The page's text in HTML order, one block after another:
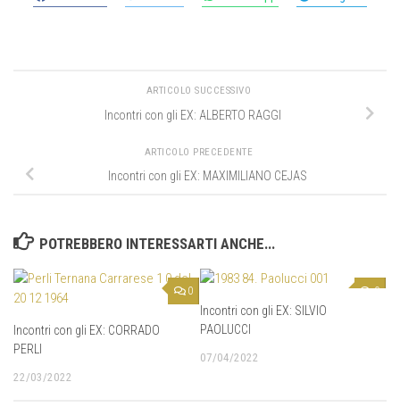
ARTICOLO SUCCESSIVO
Incontri con gli EX: ALBERTO RAGGI
ARTICOLO PRECEDENTE
Incontri con gli EX: MAXIMILIANO CEJAS
POTREBBERO INTERESSARTI ANCHE...
0
Incontri con gli EX: CORRADO
PERLI
22/03/2022
0
Incontri con gli EX: SILVIO
PAOLUCCI
07/04/2022